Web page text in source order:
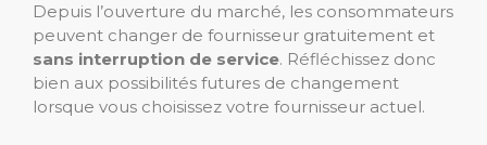
Depuis l’ouverture du marché, les consommateurs
peuvent changer de fournisseur gratuitement et
sans interruption de service. Réfléchissez donc
bien aux possibilités futures de changement
lorsque vous choisissez votre fournisseur actuel.